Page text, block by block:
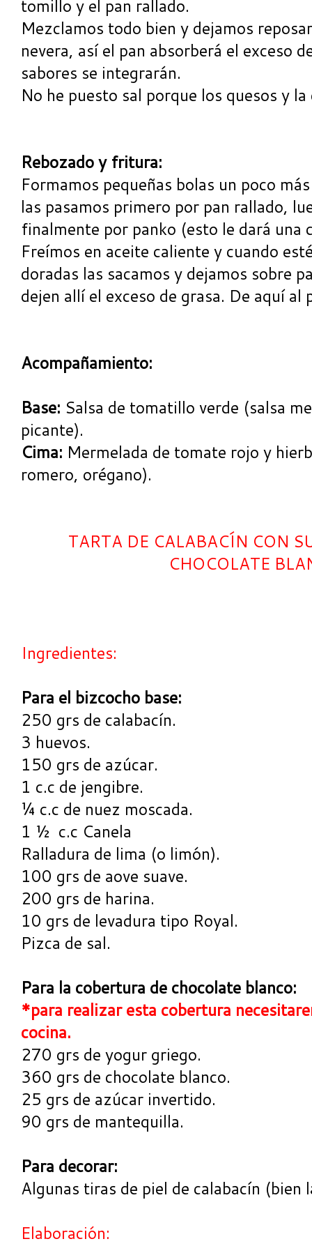
tomillo y el pan rallado.
Mezclamos todo bien y dejamos
nevera, así el pan absorberá el exceso
sabores se integrarán.
No he puesto sal porque los quesos y
Rebozado y fritura:
Formamos pequeñas bolas un poco
las pasamos primero por pan rallado,
finalmente por panko (esto le dará una
Freímos en aceite caliente y cuando
doradas las sacamos y dejamos sobre
dejen allí el exceso de grasa. De aquí al
Acompañamiento:
Base: Salsa de tomatillo verde (salsa
picante).
Cima: Mermelada de tomate rojo y
romero, orégano).
TARTA DE CALABACÍN CON
CHOCOLATE
Ingredientes:
Para el bizcocho base:
250 grs de calabacín.
3 huevos.
150 grs de azúcar.
1 c.c de jengibre.
¼ c.c de nuez moscada.
1 ½ c.c Canela
Ralladura de lima (o limón).
100 grs de aove suave.
200 grs de harina.
10 grs de levadura tipo Royal.
Pizca de sal.
Para la cobertura de chocolate blanco:
*para realizar esta cobertura
cocina.
270 grs de yogur griego.
360 grs de chocolate blanco.
25 grs de azúcar invertido.
90 grs de mantequilla.
Para decorar:
Algunas tiras de piel de calabacín (bien
Elaboración: